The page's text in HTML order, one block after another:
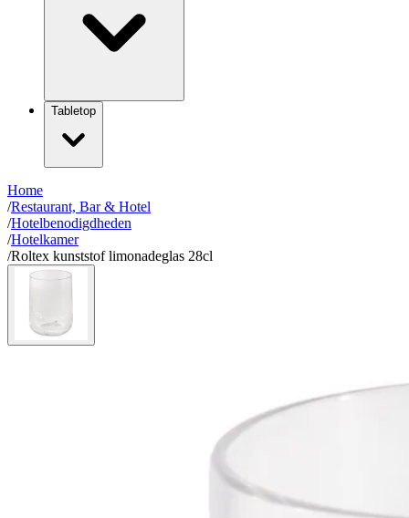
Tabletop
Home
/Restaurant, Bar & Hotel
/Hotelbenodigdheden
/Hotelkamer
/Roltex kunststof limonadeglas 28cl